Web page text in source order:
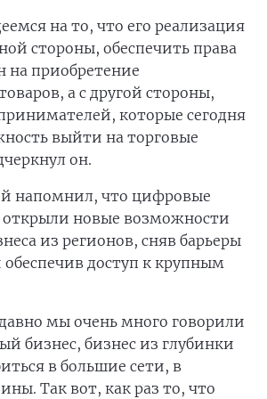
на то, что его реализация
стороны, обеспечить права
на приобретение
а с другой стороны,
которые сегодня
выйти на торговые
он.
напомнил, что цифровые
новые возможности
из регионов, сняв барьеры
доступ к крупным
мы очень много говорили
бизнес, бизнес из глубинки
в большие сети, в
Так вот, как раз то, что